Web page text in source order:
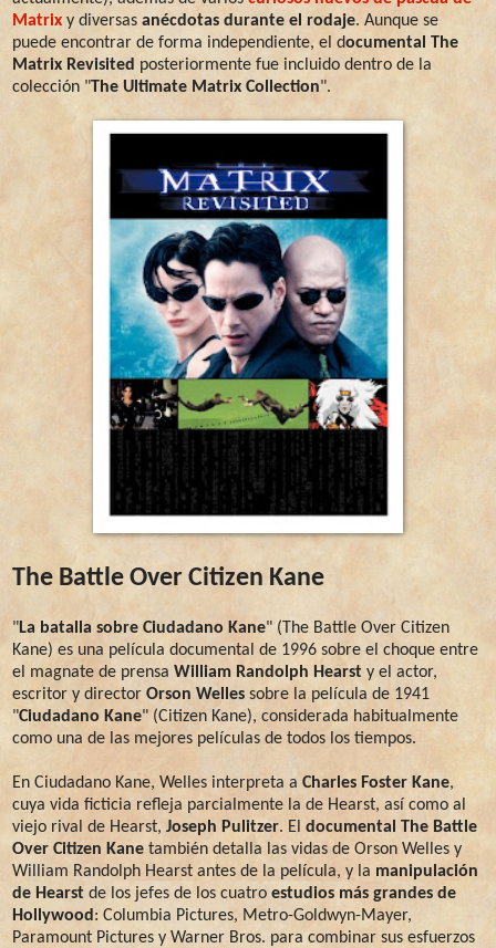
Matrix y diversas anécdotas durante el rodaje. Aunque se
puede encontrar de forma independiente, el documental The
Matrix Revisited posteriormente fue incluido dentro de la
colección "The Ultimate Matrix Collection".
The Battle Over Citizen Kane
"La batalla sobre Ciudadano Kane" (The Battle Over Citizen
Kane) es una película documental de 1996 sobre el choque entre
el magnate de prensa William Randolph Hearst y el actor,
escritor y director Orson Welles sobre la película de 1941
"Ciudadano Kane" (Citizen Kane), considerada habitualmente
como una de las mejores películas de todos los tiempos.
En Ciudadano Kane, Welles interpreta a Charles Foster Kane,
cuya vida ficticia refleja parcialmente la de Hearst, así como al
viejo rival de Hearst, Joseph Pulitzer. El documental The Battle
Over Citizen Kane también detalla las vidas de Orson Welles y
William Randolph Hearst antes de la película, y la manipulación
de Hearst de los jefes de los cuatro estudios más grandes de
Hollywood : Columbia Pictures, Metro-Goldwyn-Mayer,
Paramount Pictures y Warner Bros. para combinar sus esfuerzos